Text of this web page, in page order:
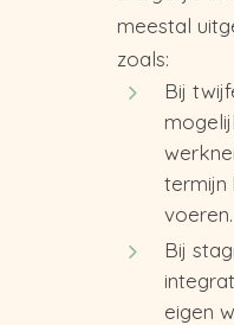
meestal
zoals:
Bij
termijn
voeren.
Bij
eigen